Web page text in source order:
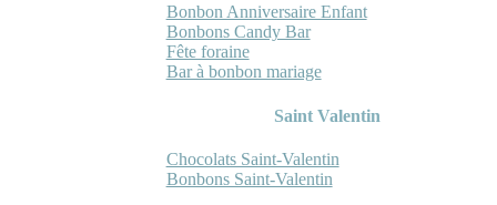
Bonbon Anniversaire Enfant
Bonbons Candy Bar
Fête foraine
Bar à bonbon mariage
Saint Valentin
Chocolats Saint-Valentin
Bonbons Saint-Valentin